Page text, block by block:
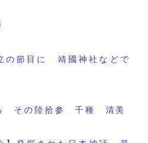
の節目に 靖國神社などで
その陸拾参 千種 清美